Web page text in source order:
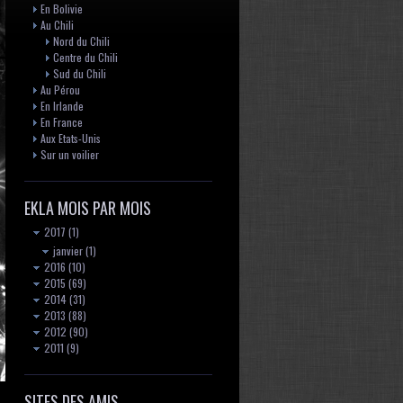
En Bolivie
Au Chili
Nord du Chili
Centre du Chili
Sud du Chili
Au Pérou
En Irlande
En France
Aux Etats-Unis
Sur un voilier
EKLA MOIS PAR MOIS
2017 (1)
janvier(1)
2016 (10)
2015 (69)
2014(31)
2013 (88)
2012 (90)
2011 (9)